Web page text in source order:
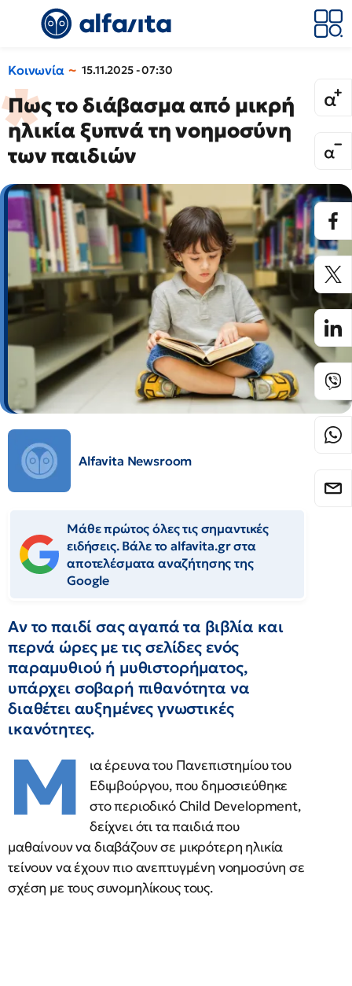
Κοινωνία 15.11.2025 - 07:30
Πως το διάβασμα από μικρή
ηλικία ξυπνά τη νοημοσύνη
των παιδιών
Alfavita Newsroom
Μάθε πρώτος όλες τις σημαντικές
ειδήσεις. Βάλε το alfavita.gr στα
αποτελέσματα αναζήτησης της
Google
Αν το παιδί σας αγαπά τα βιβλία και
περνά ώρες με τις σελίδες ενός
παραμυθιού ή μυθιστορήματος,
υπάρχει σοβαρή πιθανότητα να
διαθέτει αυξημένες γνωστικές
ικανότητες.
Μ
ια έρευνα του Πανεπιστημίου του
Εδιμβούργου, που δημοσιεύθηκε
στο περιοδικό Child Development,
δείχνει ότι τα παιδιά που
μαθαίνουν να διαβάζουν σε μικρότερη ηλικία
τείνουν να έχουν πιο ανεπτυγμένη νοημοσύνη σε
σχέση με τους συνομηλίκους τους.